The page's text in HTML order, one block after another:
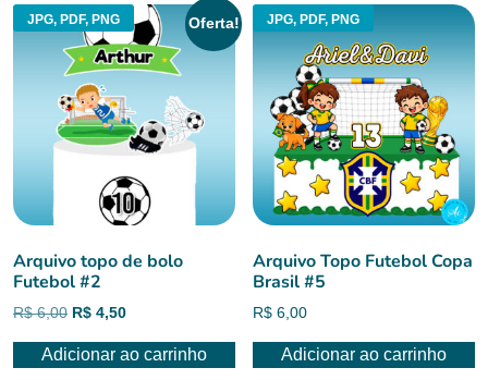
JPG, PDF, PNG Oferta!
Arquivo topo de bolo
Futebol #2
R$6,00 O
original
R$ 4,50O
atual
Adicionar ao carrinho
JPG, PDF, PNG
Arquivo Topo Futebol Copa
Brasil #5
R$ 6,00
Adicionar ao carrinho